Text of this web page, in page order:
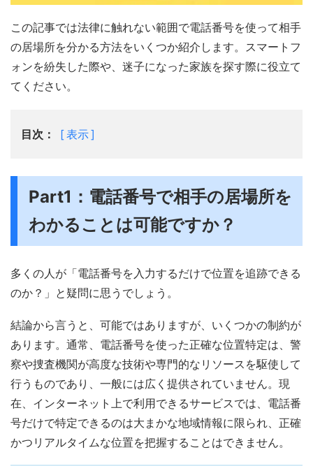
この記事では法律に触れない範囲で電話番号を使って相手
の居場所を分かる方法をいくつか紹介します。スマートフ
ォンを紛失した際や、迷子になった家族を探す際に役立て
てください。
目次： 表示
Part1：電話番号で相手の居場所を
わかることは可能ですか？
多くの人が「電話番号を入力するだけで位置を追跡できる
のか？」と疑問に思うでしょう。
結論から言うと、可能ではありますが、いくつかの制約が
あります。通常、電話番号を使った正確な位置特定は、警
察や捜査機関が高度な技術や専門的なリソースを駆使して
行うものであり、一般には広く提供されていません。現
在、インターネット上で利用できるサービスでは、電話番
号だけで特定できるのは大まかな地域情報に限られ、正確
かつリアルタイムな位置を把握することはできません。